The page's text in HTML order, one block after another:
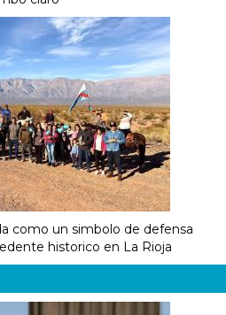
como un simbolo de defensa
historico en La Rioja